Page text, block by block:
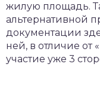
жилую площадь.
альтернативной
документации
ней, в отличие
участие уже 3